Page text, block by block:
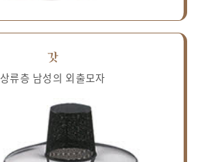
갓
상류층 남성의 외출모자